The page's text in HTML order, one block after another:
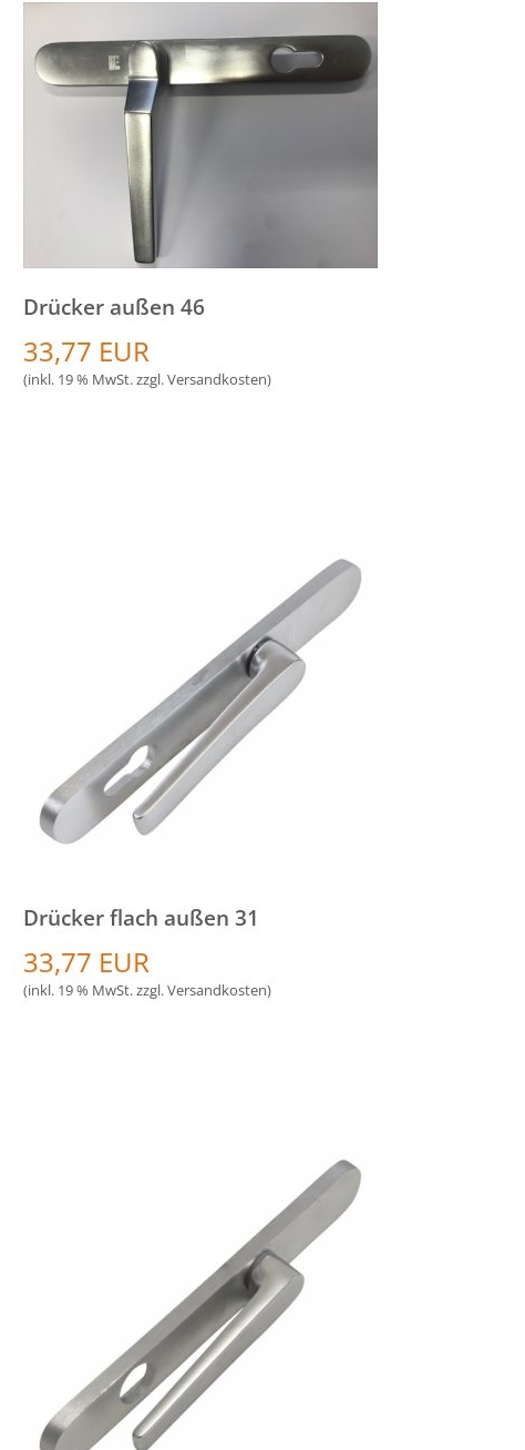
Drücker außen 46
33,77 EUR
(inkl. 19 % MwSt. zzgl.Versandkosten)
Drücker flach außen 31
33,77 EUR
(inkl. 19 % MwSt. zzgl.Versandkosten)